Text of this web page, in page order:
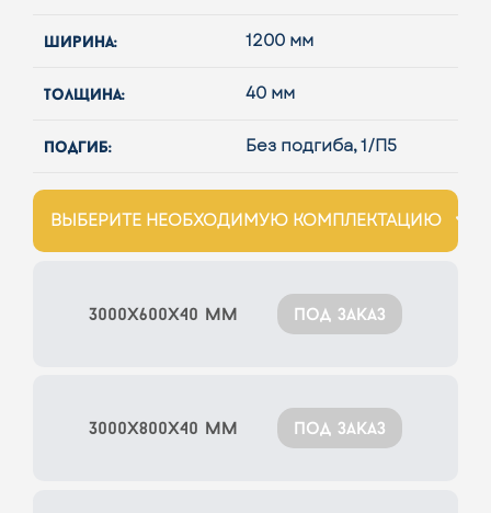
ширина: 1200 мм
толщина: 40 мм
подгиб: Без подгиба, 1/П5
ВЫБЕРИТЕ НЕОБХОДИМУЮ КОМПЛЕКТАЦИЮ
3000x600x40 мм под заказ
3000x800x40 мм под заказ